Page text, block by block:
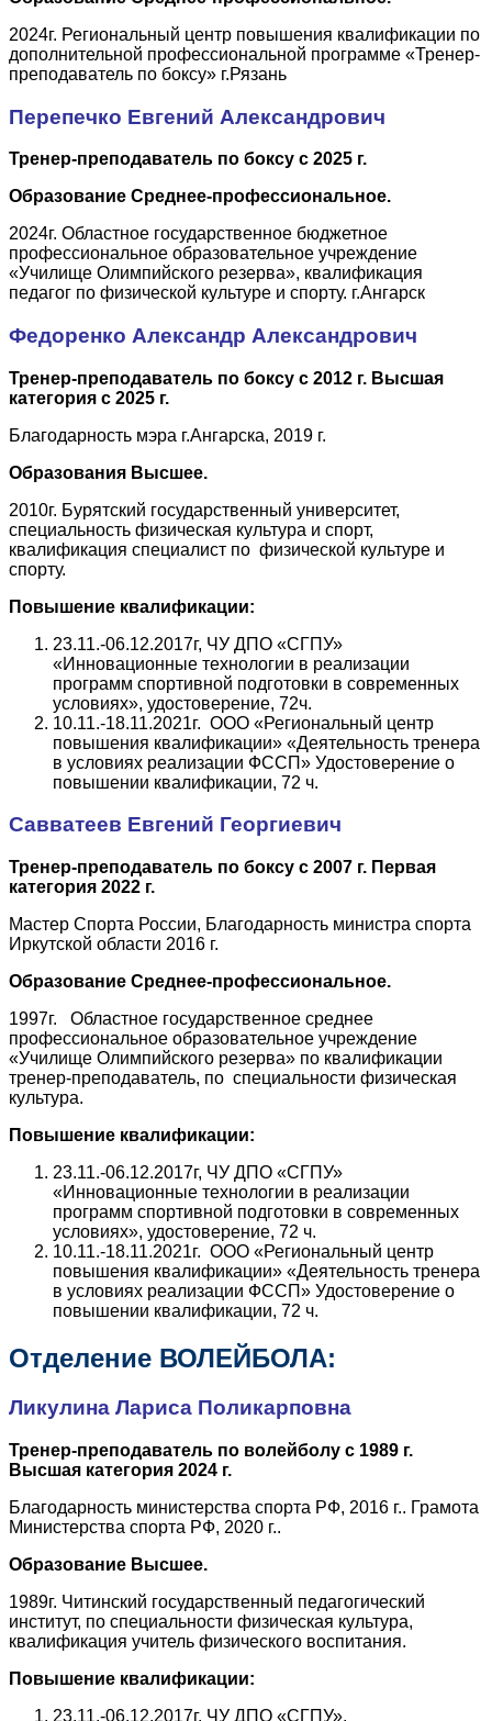
2024г. Региональный центр повышения квалификации по
дополнительной профессиональной программе «Тренер-
преподаватель по боксу» г.Рязань
Перепечко Евгений Александрович
Тренер-преподаватель по боксу с 2025 г.
Образование Среднее-профессиональное.
2024г. Областное государственное бюджетное
профессиональное образовательное учреждение
«Училище Олимпийского резерва», квалификация
педагог по физической культуре и спорту. г.Ангарск
Федоренко Александр Александрович
Тренер-преподаватель по боксу с 2012 г. Высшая
категория с 2025 г.
Благодарность мэра г.Ангарска, 2019 г.
Образования Высшее.
2010г. Бурятский государственный университет,
специальность физическая культура и спорт,
квалификация специалист по физической культуре и
спорту.
Повышение квалификации:
23.11.-06.12.2017г, ЧУ ДПО «СГПУ»
«Инновационные технологии в реализации
программ спортивной подготовки в современных
условиях», удостоверение, 72ч.
10.11.-18.11.2021г. ООО «Региональный центр
повышения квалификации» «Деятельность тренера
в условиях реализации ФССП» Удостоверение о
повышении квалификации, 72 ч.
Савватеев Евгений Георгиевич
Тренер-преподаватель по боксу с 2007 г. Первая
категория 2022 г.
Мастер Спорта России, Благодарность министра спорта
Иркутской области 2016 г.
Образование Среднее-профессиональное.
1997г. Областное государственное среднее
профессиональное образовательное учреждение
«Училище Олимпийского резерва» по квалификации
тренер-преподаватель, по специальности физическая
культура.
Повышение квалификации:
23.11.-06.12.2017г, ЧУ ДПО «СГПУ»
«Инновационные технологии в реализации
программ спортивной подготовки в современных
условиях», удостоверение, 72 ч.
10.11.-18.11.2021г. ООО «Региональный центр
повышения квалификации» «Деятельность тренера
в условиях реализации ФССП» Удостоверение о
повышении квалификации, 72 ч.
Отделение ВОЛЕЙБОЛА:
Ликулина Лариса Поликарповна
Тренер-преподаватель по волейболу с 1989 г.
Высшая категория 2024 г.
Благодарность министерства спорта РФ, 2016 г.. Грамота
Министерства спорта РФ, 2020 г..
Образование Высшее.
1989г. Читинский государственный педагогический
институт, по специальности физическая культура,
квалификация учитель физического воспитания.
Повышение квалификации:
23.11.-06.12.2017г, ЧУ ДПО «СГПУ»,